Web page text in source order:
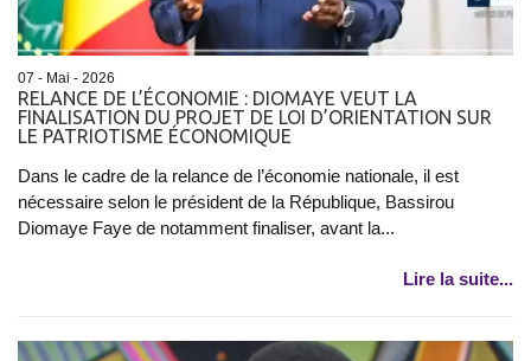
07 - Mai - 2026
RELANCE DE L’ÉCONOMIE : DIOMAYE VEUT LA
FINALISATION DU PROJET DE LOI D’ORIENTATION SUR
LE PATRIOTISME ÉCONOMIQUE
Dans le cadre de la relance de l’économie nationale, il est
nécessaire selon le président de la République, Bassirou
Diomaye Faye de notamment finaliser, avant la...
Lire la suite...